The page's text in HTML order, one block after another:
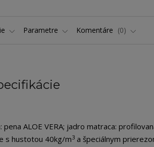
Parametre Komentáre 0
ALOE VERA; jadro matraca:
s hustotou 40kg/m3 a špeciálnym